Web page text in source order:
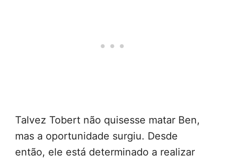
Talvez Tobert não quisesse matar Ben,
mas a oportunidade surgiu. Desde
então, ele está determinado a realizar